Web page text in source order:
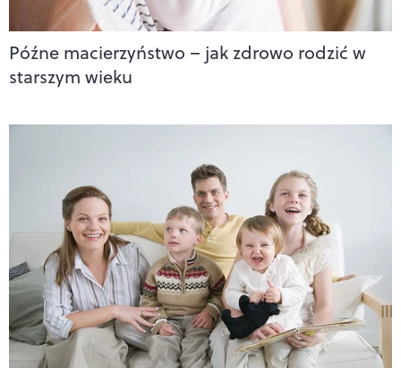
Późne macierzyństwo – jak zdrowo rodzić w
starszym wieku